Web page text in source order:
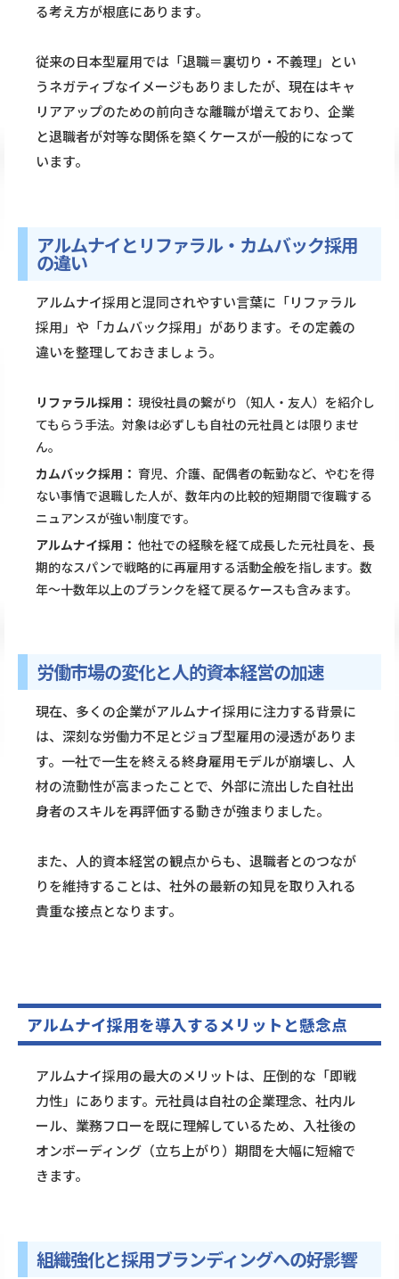
る考え方が根底にあります。
従来の日本型雇用では「退職＝裏切り・不義理」とい
うネガティブなイメージもありましたが、現在はキャ
リアアップのための前向きな離職が増えており、企業
と退職者が対等な関係を築くケースが一般的になって
います。
アルムナイとリファラル・カムバック採用
の違い
アルムナイ採用と混同されやすい言葉に「リファラル
採用」や「カムバック採用」があります。その定義の
違いを整理しておきましょう。
リファラル採用： 現役社員の繋がり（知人・友人）を紹介し
てもらう手法。対象は必ずしも自社の元社員とは限りませ
ん。
カムバック採用： 育児、介護、配偶者の転勤など、やむを得
ない事情で退職した人が、数年内の比較的短期間で復職する
ニュアンスが強い制度です。
アルムナイ採用： 他社での経験を経て成長した元社員を、長
期的なスパンで戦略的に再雇用する活動全般を指します。数
年〜十数年以上のブランクを経て戻るケースも含みます。
労働市場の変化と人的資本経営の加速
現在、多くの企業がアルムナイ採用に注力する背景に
は、深刻な労働力不足とジョブ型雇用の浸透がありま
す。一社で一生を終える終身雇用モデルが崩壊し、人
材の流動性が高まったことで、外部に流出した自社出
身者のスキルを再評価する動きが強まりました。
また、人的資本経営の観点からも、退職者とのつなが
りを維持することは、社外の最新の知見を取り入れる
貴重な接点となります。
アルムナイ採用を導入するメリットと懸念点
アルムナイ採用の最大のメリットは、圧倒的な「即戦
力性」にあります。元社員は自社の企業理念、社内ル
ール、業務フローを既に理解しているため、入社後の
オンボーディング（立ち上がり）期間を大幅に短縮で
きます。
組織強化と採用ブランディングへの好影響